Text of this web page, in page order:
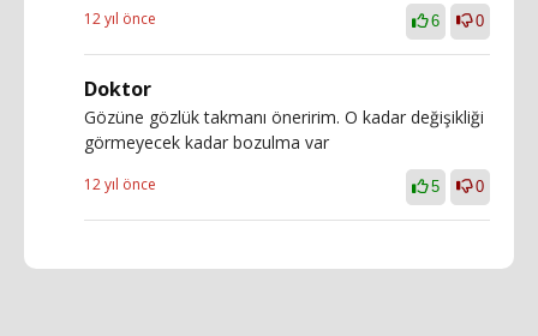
12 yıl önce 6 0
Doktor
Gözüne gözlük takmanı öneririm. O kadar değişikliği
görmeyecek kadar bozulma var
12 yıl önce 5 0